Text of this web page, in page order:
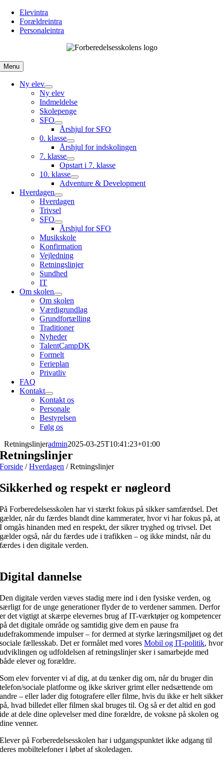
Skip
content
Elevintra
Forældreintra
Personaleintra
Menu
Ny elev
Ny elev
Indmeldelse
Skolepenge
SFO
Årshjul for SFO
0. klasse
Årshjul for indskolingen
7. klasse
Opstart i 7. klasse
10. klasse
Adventure & Development
Hverdagen
Hverdagen
Trivsel
SFO
Årshjul for SFO
Musikskole
Konfirmation
Vejledning
Retningslinjer
Sundhed
IT
Om skolen
Om skolen
Værdigrundlag
Grundfortælling
Traditioner
Nyheder
TalentCampDK
Formelt
Ferieplan
Privatliv
FAQ
Kontakt
Kontakt os
Personale
Bestyrelsen
Følg os
Retningslinjeradmin2025-03-25T10:41:23+01:00
Retningslinjer
Forside /Hverdagen /Retningslinjer
Sikkerhed og respekt er nøgleord
På Forberedelsesskolen har vi stærkt fokus på sikker samfærdsel. Det
gælder, når du færdes blandt dine kammerater, hvor vi har fokus på, at
I omgås hinanden med en respekt, der sikrer tryghed og trivsel. Det
gælder også, når du færdes ude i trafikken – og ikke mindst, når du
færdes i den digitale verden.
Digital dannelse
Den digitale verden væves stadig mere ind i den fysiske verden, og
særligt for de unge generationer flyder de to verdener sammen. Derfor
er det vigtigt at skærpe elevernes brug af IT-værktøjer og kompetencer
på det digitale område og samtidig give dem en pause fra
udefrakommende impulser – for dermed at styrke læringsmiljøet og det
sociale fællesskab. Det er formålet med voresMobil og IT-politik, hvor
udviklingen og udfoldelsen af retningslinjer sker i samarbejde med
både elever og forældre.
Som elev forventer vi af dig, at du tænker dig om, når du bruger din
telefon/sociale platforme og ikke skriver grimt eller nedsættende om
andre – eller lader dig fotografere eller filme, hvis du ikke er helt sikker
på, hvad billedet eller filmen skal bruges til. Og så er det altid en god
ide at dele dine oplevelser med dine forældre, de voksne på skolen og
dine venner.
Elever på Forberedelsesskolen har i udgangspunktet ikke adgang til
deres mobiltelefoner i løbet af skoledagen.